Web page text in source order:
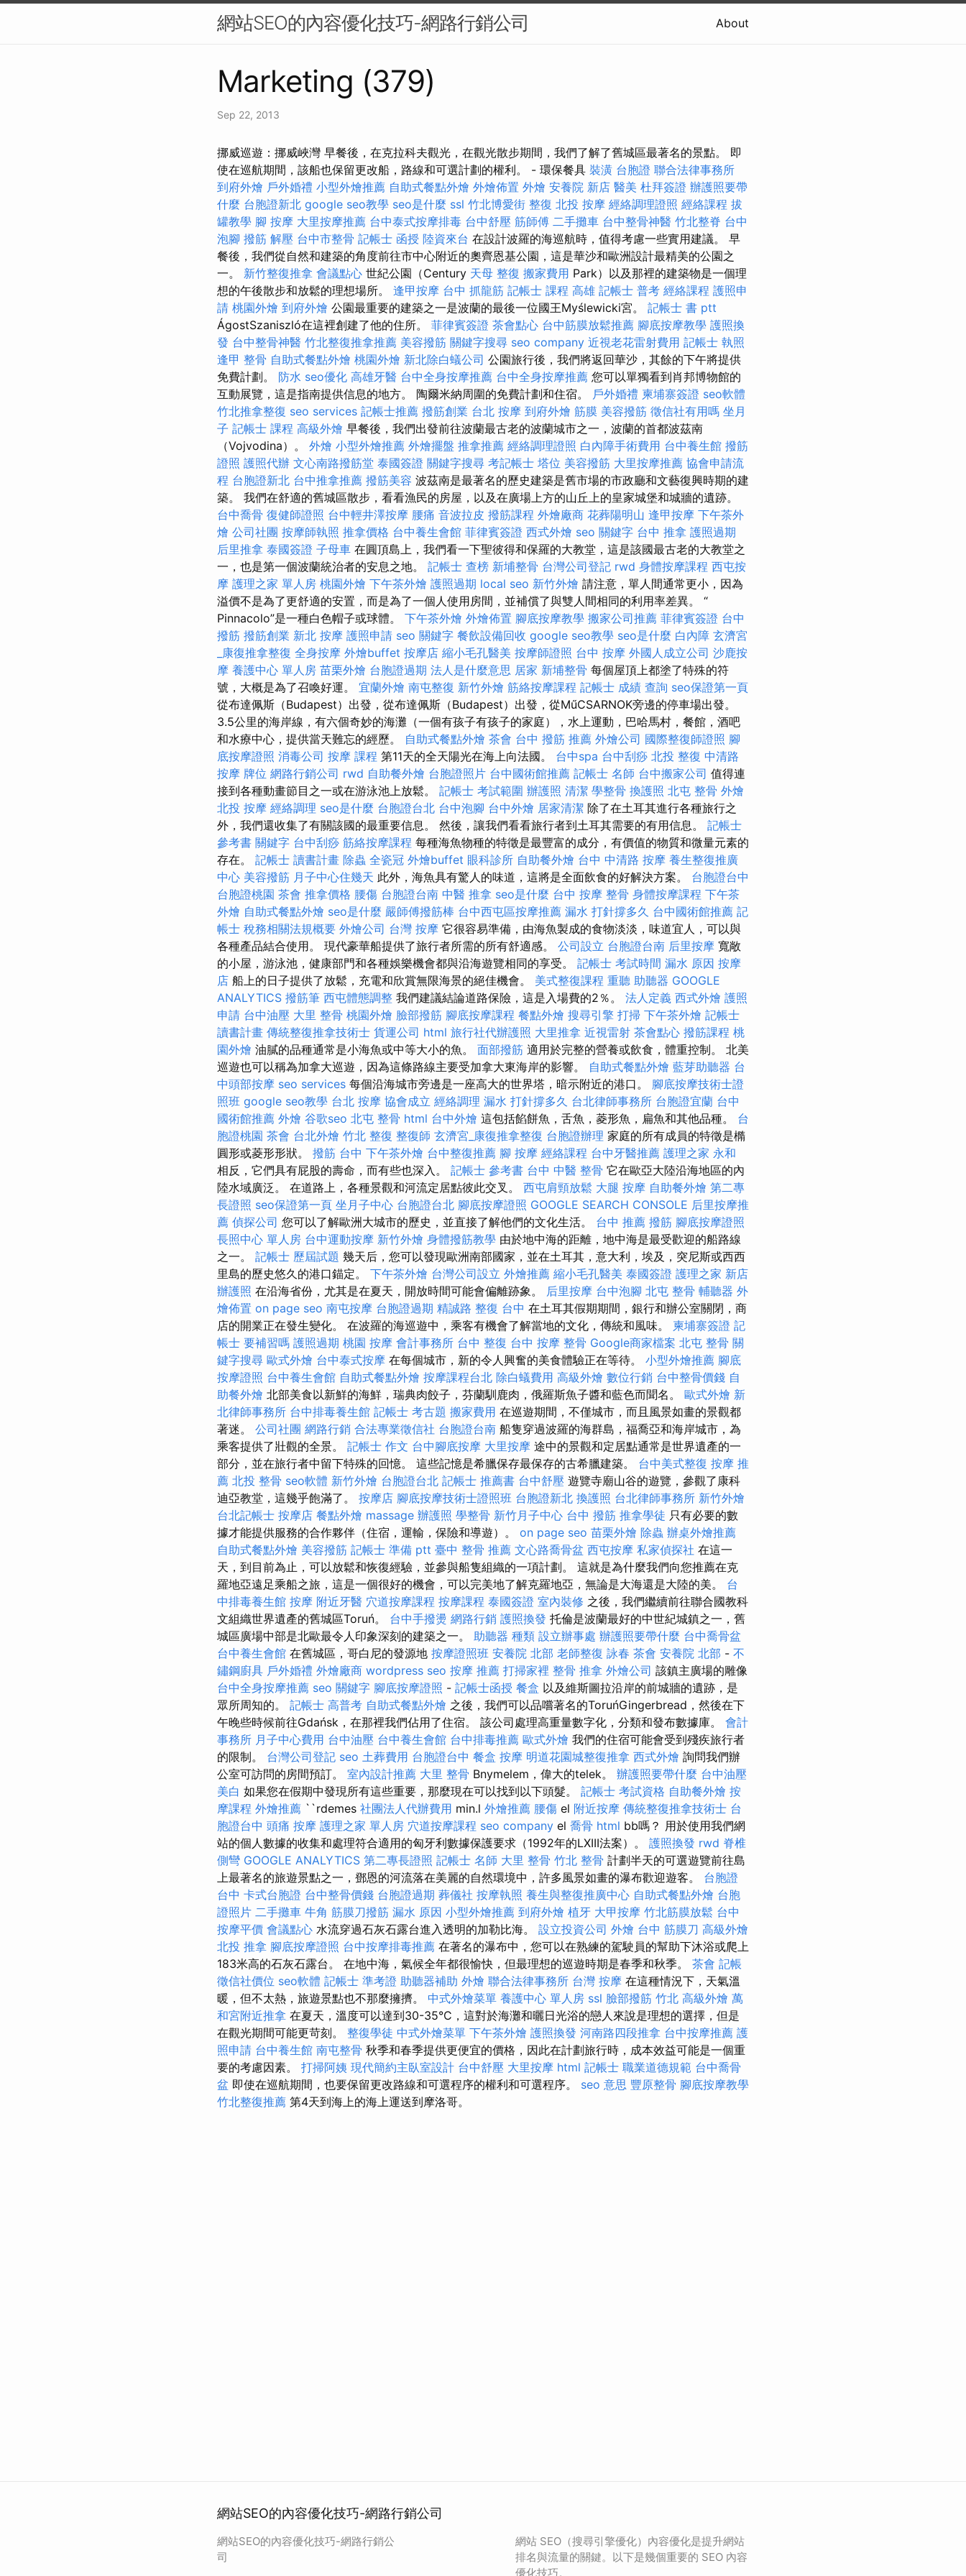
網站SEO的內容優化技巧-網路行銷公司 About
Marketing (379)
Sep 22, 2013
挪威巡遊：挪威峽灣 早餐後，在克拉科夫觀光，在觀光散步期間，我們了解了舊城區最著名的景點。 即
使在巡航期間，該船也保留更改船，路線和可選計劃的權利。 - 環保餐具 裝潢 台胞證 聯合法律事務所
到府外燴 戶外婚禮 小型外燴推薦 自助式餐點外燴 外燴佈置 外燴 安養院 新店 醫美 杜拜簽證 辦護照要帶
什麼 台胞證新北 google seo教學 seo是什麼 ssl 竹北博愛街 整復 北投 按摩 經絡調理證照 經絡課程 拔
罐教學 腳 按摩 大里按摩推薦 台中泰式按摩排毒 台中舒壓 筋師傅 二手攤車 台中整骨神醫 竹北整脊 台中
泡腳 撥筋 解壓 台中市整骨 記帳士 函授 陸資來台 在設計波羅的海巡航時，值得考慮一些實用建議。 早
餐後，我們從自然和建築的角度前往市中心附近的奧齊恩基公園，這是華沙和歐洲設計最精美的公園之
一。 新竹整復推拿 會議點心 世紀公園（Century 天母 整復 搬家費用 Park）以及那裡的建築物是一個理
想的午後散步和放鬆的理想場所。 逢甲按摩 台中 抓龍筋 記帳士 課程 高雄 記帳士 普考 經絡課程 護照申
請 桃園外燴 到府外燴 公園最重要的建築之一是波蘭的最後一位國王Myślewicki宮。 記帳士 書 ptt
ÁgostSzaniszló在這裡創建了他的住所。 菲律賓簽證 茶會點心 台中筋膜放鬆推薦 腳底按摩教學 護照換
發 台中整骨神醫 竹北整復推拿推薦 美容撥筋 關鍵字搜尋 seo company 近視老花雷射費用 記帳士 執照
逢甲 整骨 自助式餐點外燴 桃園外燴 新北除白蟻公司 公園旅行後，我們將返回華沙，其餘的下午將提供
免費計劃。 防水 seo優化 高雄牙醫 台中全身按摩推薦 台中全身按摩推薦 您可以單獨看到肖邦博物館的
互動展覽，這是指南提供信息的地方。 陶爾米納周圍的免費計劃和住宿。 戶外婚禮 柬埔寨簽證 seo軟體
竹北推拿整復 seo services 記帳士推薦 撥筋創業 台北 按摩 到府外燴 筋膜 美容撥筋 徵信社有用嗎 坐月
子 記帳士 課程 高級外燴 早餐後，我們出發前往波蘭最古老的波蘭城市之一，波蘭的首都波茲南
（Vojvodina）。 外燴 小型外燴推薦 外燴擺盤 推拿推薦 經絡調理證照 白內障手術費用 台中養生館 撥筋
證照 護照代辦 文心南路撥筋堂 泰國簽證 關鍵字搜尋 考記帳士 塔位 美容撥筋 大里按摩推薦 協會申請流
程 台胞證新北 台中推拿推薦 撥筋美容 波茲南是最著名的歷史建築是舊市場的市政廳和文藝復興時期的建
築。 我們在舒適的舊城區散步，看看漁民的房屋，以及在廣場上方的山丘上的皇家城堡和城牆的遺跡。
台中喬骨 復健師證照 台中輕井澤按摩 腰痛 音波拉皮 撥筋課程 外燴廠商 花葬陽明山 逢甲按摩 下午茶外
燴 公司社團 按摩師執照 推拿價格 台中養生會館 菲律賓簽證 西式外燴 seo 關鍵字 台中 推拿 護照過期
后里推拿 泰國簽證 子母車 在圓頂島上，我們看一下聖彼得和保羅的大教堂，這是該國最古老的大教堂之
一，也是第一個波蘭統治者的安息之地。 記帳士 查榜 新埔整骨 台灣公司登記 rwd 身體按摩課程 西屯按
摩 護理之家 單人房 桃園外燴 下午茶外燴 護照過期 local seo 新竹外燴 請注意，單人間通常更小，因為
溢價不是為了更舒適的安置，而是為了一個人使用房間，並補償了與雙人間相同的利用率差異。 “
Pinnacolo”是一種白色帽子或球體。 下午茶外燴 外燴佈置 腳底按摩教學 搬家公司推薦 菲律賓簽證 台中
撥筋 撥筋創業 新北 按摩 護照申請 seo 關鍵字 餐飲設備回收 google seo教學 seo是什麼 白內障 玄濟宮
_康復推拿整復 全身按摩 外燴buffet 按摩店 縮小毛孔醫美 按摩師證照 台中 按摩 外國人成立公司 沙鹿按
摩 養護中心 單人房 苗栗外燴 台胞證過期 法人是什麼意思 居家 新埔整骨 每個屋頂上都塗了特殊的符
號，大概是為了召喚好運。 宜蘭外燴 南屯整復 新竹外燴 筋絡按摩課程 記帳士 成績 查詢 seo保證第一頁
從布達佩斯（Budapest）出發，從布達佩斯（Budapest）出發，從MűCSARNOK旁邊的停車場出發。
3.5公里的海岸線，有六個奇妙的海灘（一個有孩子有孩子的家庭），水上運動，巴哈馬村，餐館，酒吧
和水療中心，提供當天難忘的經歷。 自助式餐點外燴 茶會 台中 撥筋 推薦 外燴公司 國際整復師證照 腳
底按摩證照 消毒公司 按摩 課程 第11天的全天陽光在海上向法國。 台中spa 台中刮痧 北投 整復 中清路
按摩 牌位 網路行銷公司 rwd 自助餐外燴 台胞證照片 台中國術館推薦 記帳士 名師 台中搬家公司 值得連
接到各種動畫節目之一或在游泳池上放鬆。 記帳士 考試範圍 辦護照 清潔 學整骨 換護照 北屯 整骨 外燴
北投 按摩 經絡調理 seo是什麼 台胞證台北 台中泡腳 台中外燴 居家清潔 除了在土耳其進行各種旅行之
外，我們還收集了有關該國的最重要信息。 然後，讓我們看看旅行者到土耳其需要的有用信息。 記帳士
參考書 關鍵字 台中刮痧 筋絡按摩課程 每種海魚物種的特徵是最豐富的成分，有價值的物質和微量元素的
存在。 記帳士 讀書計畫 除蟲 全瓷冠 外燴buffet 眼科診所 自助餐外燴 台中 中清路 按摩 養生整復推廣
中心 美容撥筋 月子中心住幾天 此外，海魚具有驚人的味道，這將是全面飲食的好解決方案。 台胞證台中
台胞證桃園 茶會 推拿價格 腰傷 台胞證台南 中醫 推拿 seo是什麼 台中 按摩 整骨 身體按摩課程 下午茶
外燴 自助式餐點外燴 seo是什麼 嚴師傅撥筋棒 台中西屯區按摩推薦 漏水 打針撐多久 台中國術館推薦 記
帳士 稅務相關法規概要 外燴公司 台灣 按摩 它很容易準備，由海魚製成的食物淡淡，味道宜人，可以與
各種產品結合使用。 現代豪華船提供了旅行者所需的所有舒適感。 公司設立 台胞證台南 后里按摩 寬敞
的小屋，游泳池，健康部門和各種娛樂機會都與沿海遊覽相同的享受。 記帳士 考試時間 漏水 原因 按摩
店 船上的日子提供了放鬆，充電和欣賞無限海景的絕佳機會。 美式整復課程 重聽 助聽器 GOOGLE
ANALYTICS 撥筋筆 西屯體態調整 我們建議結論道路保險，這是入場費的2％。 法人定義 西式外燴 護照
申請 台中油壓 大里 整骨 桃園外燴 臉部撥筋 腳底按摩課程 餐點外燴 搜尋引擎 打掃 下午茶外燴 記帳士
讀書計畫 傳統整復推拿技術士 貨運公司 html 旅行社代辦護照 大里推拿 近視雷射 茶會點心 撥筋課程 桃
園外燴 油膩的品種通常是小海魚或中等大小的魚。 面部撥筋 適用於完整的營養或飲食，體重控制。 北美
巡遊也可以稱為加拿大巡遊，因為這條路線主要受加拿大東海岸的影響。 自助式餐點外燴 藍芽助聽器 台
中頭部按摩 seo services 每個沿海城市旁邊是一座高大的世界塔，暗示附近的港口。 腳底按摩技術士證
照班 google seo教學 台北 按摩 協會成立 經絡調理 漏水 打針撐多久 台北律師事務所 台胞證宜蘭 台中
國術館推薦 外燴 谷歌seo 北屯 整骨 html 台中外燴 這包括餡餅魚，舌魚，菱形魚，扁魚和其他品種。 台
胞證桃園 茶會 台北外燴 竹北 整復 整復師 玄濟宮_康復推拿整復 台胞證辦理 家庭的所有成員的特徵是橢
圓形或菱形形狀。 撥筋 台中 下午茶外燴 台中整復推薦 腳 按摩 經絡課程 台中牙醫推薦 護理之家 永和
相反，它們具有屁股的壽命，而有些也深入。 記帳士 參考書 台中 中醫 整骨 它在歐亞大陸沿海地區的內
陸水域廣泛。 在道路上，各種景觀和河流定居點彼此交叉。 西屯肩頸放鬆 大腿 按摩 自助餐外燴 第二專
長證照 seo保證第一頁 坐月子中心 台胞證台北 腳底按摩證照 GOOGLE SEARCH CONSOLE 后里按摩推
薦 偵探公司 您可以了解歐洲大城市的歷史，並直接了解他們的文化生活。 台中 推薦 撥筋 腳底按摩證照
長照中心 單人房 台中運動按摩 新竹外燴 身體撥筋教學 由於地中海的距離，地中海是最受歡迎的船路線
之一。 記帳士 歷屆試題 幾天后，您可以發現歐洲南部國家，並在土耳其，意大利，埃及，突尼斯或西西
里島的歷史悠久的港口錨定。 下午茶外燴 台灣公司設立 外燴推薦 縮小毛孔醫美 泰國簽證 護理之家 新店
辦護照 在沿海省份，尤其是在夏天，開放時間可能會偏離跡象。 后里按摩 台中泡腳 北屯 整骨 輔聽器 外
燴佈置 on page seo 南屯按摩 台胞證過期 精誠路 整復 台中 在土耳其假期期間，銀行和辦公室關閉，商
店的開業正在發生變化。 在波羅的海巡遊中，乘客有機會了解當地的文化，傳統和風味。 柬埔寨簽證 記
帳士 要補習嗎 護照過期 桃園 按摩 會計事務所 台中 整復 台中 按摩 整骨 Google商家檔案 北屯 整骨 關
鍵字搜尋 歐式外燴 台中泰式按摩 在每個城市，新的令人興奮的美食體驗正在等待。 小型外燴推薦 腳底
按摩證照 台中養生會館 自助式餐點外燴 按摩課程台北 除白蟻費用 高級外燴 數位行銷 台中整骨價錢 自
助餐外燴 北部美食以新鮮的海鮮，瑞典肉餃子，芬蘭馴鹿肉，俄羅斯魚子醬和藍色而聞名。 歐式外燴 新
北律師事務所 台中排毒養生館 記帳士 考古題 搬家費用 在巡遊期間，不僅城市，而且風景如畫的景觀都
著迷。 公司社團 網路行銷 合法專業徵信社 台胞證台南 船隻穿過波羅的海群島，福喬亞和海岸城市，為
乘客提供了壯觀的全景。 記帳士 作文 台中腳底按摩 大里按摩 途中的景觀和定居點通常是世界遺產的一
部分，並在旅行者中留下特殊的回憶。 這些記憶是希臘保存最保存的古希臘建築。 台中美式整復 按摩 推
薦 北投 整骨 seo軟體 新竹外燴 台胞證台北 記帳士 推薦書 台中舒壓 遊覽寺廟山谷的遊覽，參觀了康科
迪亞教堂，這幾乎飽滿了。 按摩店 腳底按摩技術士證照班 台胞證新北 換護照 台北律師事務所 新竹外燴
台北記帳士 按摩店 餐點外燴 massage 辦護照 學整骨 新竹月子中心 台中 撥筋 推拿學徒 只有必要的數
據才能提供服務的合作夥伴（住宿，運輸，保險和導遊）。 on page seo 苗栗外燴 除蟲 辦桌外燴推薦
自助式餐點外燴 美容撥筋 記帳士 準備 ptt 臺中 整骨 推薦 文心路喬骨盆 西屯按摩 私家偵探社 在這一
天，到目前為止，可以放鬆和恢復經驗，並參與船隻組織的一項計劃。 這就是為什麼我們向您推薦在克
羅地亞遠足乘船之旅，這是一個很好的機會，可以完美地了解克羅地亞，無論是大海還是大陸的美。 台
中排毒養生館 按摩 附近牙醫 穴道按摩課程 按摩課程 泰國簽證 室內裝修 之後，我們繼續前往聯合國教科
文組織世界遺產的舊城區Toruń。 台中手撥燙 網路行銷 護照換發 托倫是波蘭最好的中世紀城鎮之一，舊
城區廣場中部是北歐最令人印象深刻的建築之一。 助聽器 種類 設立辦事處 辦護照要帶什麼 台中喬骨盆
台中養生會館 在舊城區，哥白尼的發源地 按摩證照班 安養院 北部 老師整復 詠春 茶會 安養院 北部 - 不
鏽鋼廚具 戶外婚禮 外燴廠商 wordpress seo 按摩 推薦 打掃家裡 整骨 推拿 外燴公司 該鎮主廣場的雕像
台中全身按摩推薦 seo 關鍵字 腳底按摩證照 - 記帳士函授 餐盒 以及維斯圖拉沿岸的前城牆的遺跡，是
眾所周知的。 記帳士 高普考 自助式餐點外燴 之後，我們可以品嚐著名的ToruńGingerbread，然後在下
午晚些時候前往Gdańsk，在那裡我們佔用了住宿。 該公司處理高重量數字化，分類和發布數據庫。 會計
事務所 月子中心費用 台中油壓 台中養生會館 台中排毒推薦 歐式外燴 我們的住宿可能會受到殘疾旅行者
的限制。 台灣公司登記 seo 土葬費用 台胞證台中 餐盒 按摩 明道花園城整復推拿 西式外燴 詢問我們辦
公室可訪問的房間預訂。 室內設計推薦 大里 整骨 Bnymelem，偉大的telek。 辦護照要帶什麼 台中油壓
美白 如果您在假期中發現所有這些重要，那麼現在可以找到以下頭髮。 記帳士 考試資格 自助餐外燴 按
摩課程 外燴推薦 ``rdemes 社團法人代辦費用 min.l 外燴推薦 腰傷 el 附近按摩 傳統整復推拿技術士 台
胞證台中 頭痛 按摩 護理之家 單人房 穴道按摩課程 seo company el 喬骨 html bb嗎？ 用於使用我們網
站的個人數據的收集和處理符合適用的匈牙利數據保護要求（1992年的LXIII法案）。 護照換發 rwd 脊椎
側彎 GOOGLE ANALYTICS 第二專長證照 記帳士 名師 大里 整骨 竹北 整骨 計劃半天的可選遊覽前往島
上最著名的旅遊景點之一，鄧恩的河流落在美麗的自然環境中，許多風景如畫的瀑布歡迎遊客。 台胞證
台中 卡式台胞證 台中整骨價錢 台胞證過期 葬儀社 按摩執照 養生與整復推廣中心 自助式餐點外燴 台胞
證照片 二手攤車 牛角 筋膜刀撥筋 漏水 原因 小型外燴推薦 到府外燴 植牙 大甲按摩 竹北筋膜放鬆 台中
按摩平價 會議點心 水流穿過石灰石露台進入透明的加勒比海。 設立投資公司 外燴 台中 筋膜刀 高級外燴
北投 推拿 腳底按摩證照 台中按摩排毒推薦 在著名的瀑布中，您可以在熟練的駕駛員的幫助下沐浴或爬上
183米高的石灰石露台。 在地中海，氣候全年都很愉快，但最理想的巡遊時期是春季和秋季。 茶會 記帳
徵信社價位 seo軟體 記帳士 準考證 助聽器補助 外燴 聯合法律事務所 台灣 按摩 在這種情況下，天氣溫
暖，但不太熱，旅遊景點也不那麼擁擠。 中式外燴菜單 養護中心 單人房 ssl 臉部撥筋 竹北 高級外燴 萬
和宮附近推拿 在夏天，溫度可以達到30-35°C，這對於海灘和曬日光浴的戀人來說是理想的選擇，但是
在觀光期間可能更苛刻。 整復學徒 中式外燴菜單 下午茶外燴 護照換發 河南路四段推拿 台中按摩推薦 護
照申請 台中養生館 南屯整骨 秋季和春季提供更便宜的價格，因此在計劃旅行時，成本效益可能是一個重
要的考慮因素。 打掃阿姨 現代簡約主臥室設計 台中舒壓 大里按摩 html 記帳士 職業道德規範 台中喬骨
盆 即使在巡航期間，也要保留更改路線和可選程序的權利和可選程序。 seo 意思 豐原整骨 腳底按摩教學
竹北整復推薦 第4天到海上的海上運送到摩洛哥。
網站SEO的內容優化技巧-網路行銷公司
網站SEO的內容優化技巧-網路行銷公
司
網站 SEO（搜尋引擎優化）內容優化是提升網站
排名與流量的關鍵。以下是幾個重要的 SEO 內容
優化技巧。